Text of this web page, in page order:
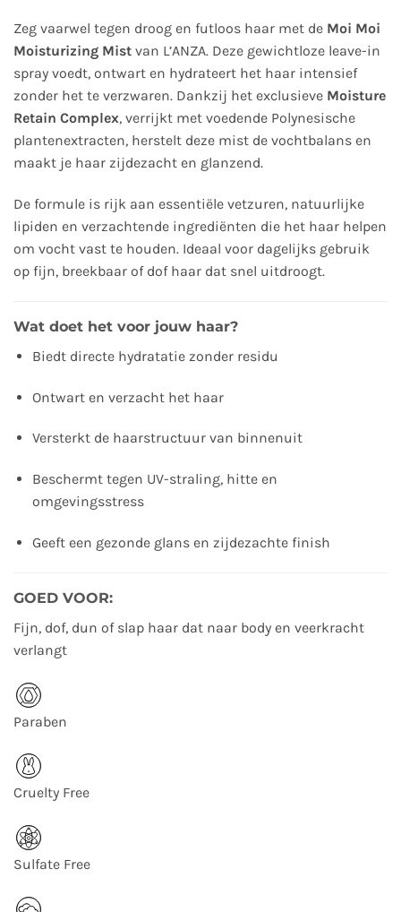
Zeg vaarwel tegen droog en futloos haar met de Moi Moi
Moisturizing Mist van L’ANZA. Deze gewichtloze leave-in
spray voedt, ontwart en hydrateert het haar intensief
zonder het te verzwaren. Dankzij het exclusieve Moisture
Retain Complex, verrijkt met voedende Polynesische
plantenextracten, herstelt deze mist de vochtbalans en
maakt je haar zijdezacht en glanzend.
De formule is rijk aan essentiële vetzuren, natuurlijke
lipiden en verzachtende ingrediënten die het haar helpen
om vocht vast te houden. Ideaal voor dagelijks gebruik
op fijn, breekbaar of dof haar dat snel uitdroogt.
Wat doet het voor jouw haar?
Biedt directe hydratatie zonder residu
Ontwart en verzacht het haar
Versterkt de haarstructuur van binnenuit
Beschermt tegen UV-straling, hitte en
omgevingsstress
Geeft een gezonde glans en zijdezachte finish
GOED VOOR:
Fijn, dof, dun of slap haar dat naar body en veerkracht
verlangt
Paraben
Cruelty Free
Sulfate Free